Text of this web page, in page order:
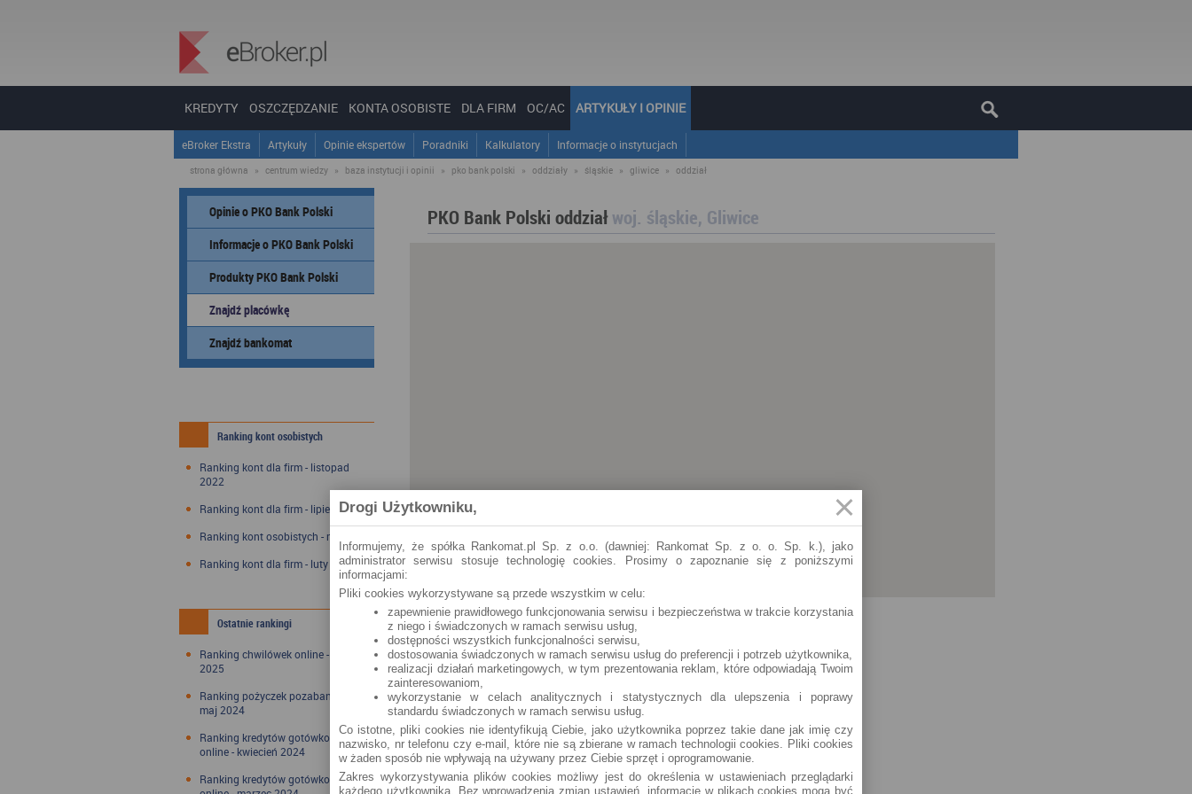
KREDYTY OSZCZĘDZANIE KONTA OSOBISTE DLA FIRM OC/AC ARTYKUŁY I OPINIE
eBroker Ekstra Artykuły Opinie ekspertów Poradniki Kalkulatory Informacje o instytucjach
strona główna » centrum wiedzy » baza instytucji i opinii » pko bank polski » oddziały » śląskie » gliwice » oddział
Opinie o PKO Bank Polski
Informacje o PKO Bank Polski
Produkty PKO Bank Polski
Znajdź placówkę
Znajdź bankomat
Ranking kont osobistych
Ranking kont dla firm - listopad
2022
Ranking kont dla firm - lipiec 2022
Ranking kont osobistych - maj 2022
Ranking kont dla firm - luty 2022
Ostatnie rankingi
Ranking chwilówek online - styczeń
2025
Ranking pożyczek pozabankowych -
maj 2024
Ranking kredytów gotówkowych
online - kwiecień 2024
Ranking kredytów gotówkowych
PKO Bank Polski oddziałwoj. śląskie, Gliwice
Drogi Użytkowniku,
Informujemy, że spółka Rankomat.pl Sp. z o.o. (dawniej: Rankomat Sp. z o. o. Sp. k.), jako
administrator serwisu stosuje technologię cookies. Prosimy o zapoznanie się z poniższymi
informacjami:
Pliki cookies wykorzystywane są przede wszystkim w celu:
zapewnienie prawidłowego funkcjonowania serwisu i bezpieczeństwa w trakcie korzystania
z niego i świadczonych w ramach serwisu usług,
dostępności wszystkich funkcjonalności serwisu,
dostosowania świadczonych w ramach serwisu usług do preferencji i potrzeb użytkownika,
realizacji działań marketingowych, w tym prezentowania reklam, które odpowiadają Twoim
zainteresowaniom,
wykorzystanie w celach analitycznych i statystycznych dla ulepszenia i poprawy
standardu świadczonych w ramach serwisu usług.
Co istotne, pliki cookies nie identyfikują Ciebie, jako użytkownika poprzez takie dane jak imię czy
nazwisko, nr telefonu czy e-mail, które nie są zbierane w ramach technologii cookies. Pliki cookies
w żaden sposób nie wpływają na używany przez Ciebie sprzęt i oprogramowanie.
Zakres wykorzystywania plików cookies możliwy jest do określenia w ustawieniach przeglądarki
każdego użytkownika. Bez wprowadzenia zmian ustawień, informacje w plikach cookies mogą być